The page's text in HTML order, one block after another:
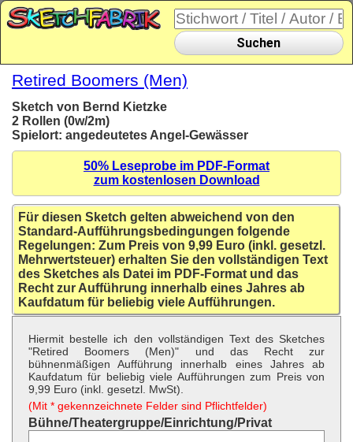
Suchen
Retired Boomers (Men)
Sketch von Bernd Kietzke
2 Rollen (0w/2m)
Spielort: angedeutetes Angel-Gewässer
50% Leseprobe im PDF-Format
zum kostenlosen Download
Für diesen Sketch gelten abweichend von den
Standard-Aufführungsbedingungen folgende
Regelungen: Zum Preis von 9,99 Euro (inkl. gesetzl.
Mehrwertsteuer) erhalten Sie den vollständigen Text
des Sketches als Datei im PDF-Format und das
Recht zur Aufführung innerhalb eines Jahres ab
Kaufdatum für beliebig viele Aufführungen.
Hiermit bestelle ich den vollständigen Text des Sketches
"Retired Boomers (Men)" und das Recht zur
bühnenmäßigen Aufführung innerhalb eines Jahres ab
Kaufdatum für beliebig viele Aufführungen zum Preis von
9,99 Euro (inkl. gesetzl. MwSt).
(Mit * gekennzeichnete Felder sind Pflichtfelder)
Bühne/Theatergruppe/Einrichtung/Privat